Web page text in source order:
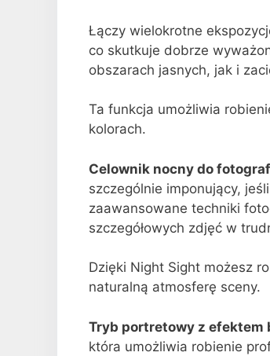
Łączy wielokrotne
co skutkuje dobrze
obszarach jasnych, jak i
Ta funkcja umożliwia
kolorach.
Celownik nocny do
szczególnie imponujący,
zaawansowane techniki
szczegółowych zdjęć w
Dzięki Night Sight możesz
naturalną atmosferę sceny.
Tryb portretowy z efektem
która umożliwia robienie